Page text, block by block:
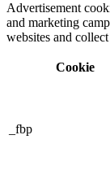
Advertisement
and marketing
websites and
Cookie
_fbp